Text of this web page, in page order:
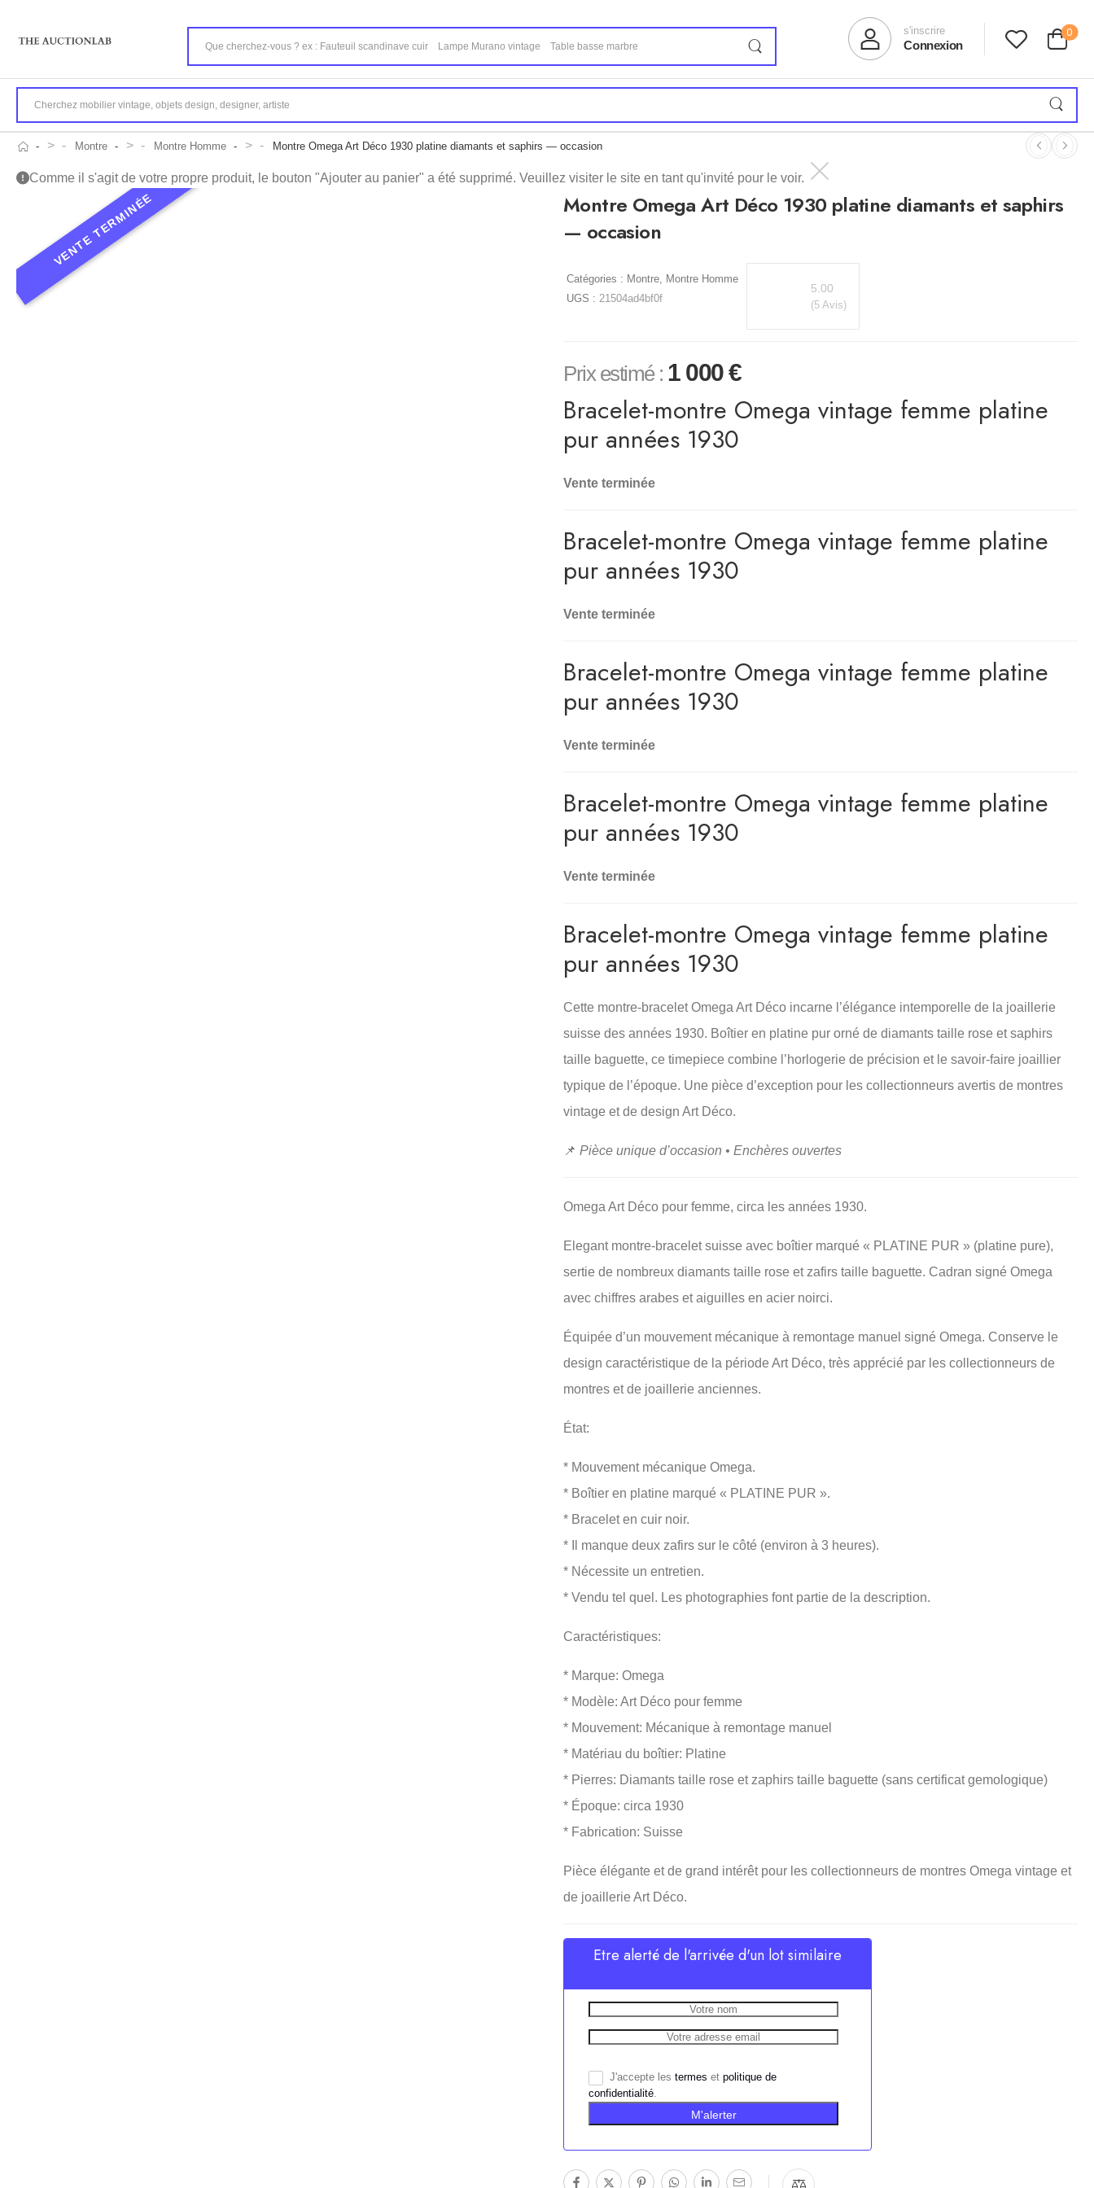
s'inscrire
Connexion
0
> Montre > Montre Homme > Montre Omega Art Déco 1930 platine diamants et saphirs — occasion
Comme il s'agit de votre propre produit, le bouton "Ajouter au panier" a été supprimé. Veuillez visiter le site en tant qu'invité pour le voir.
Montre Omega Art Déco 1930 platine diamants et saphirs
— occasion
Catégories : Montre, Montre Homme
UGS : 21504ad4bf0f
5.00
(5 Avis)
Prix estimé : 1 000€
Bracelet-montre Omega vintage femme platine
pur années 1930
Vente terminée
Bracelet-montre Omega vintage femme platine
pur années 1930
Vente terminée
Bracelet-montre Omega vintage femme platine
pur années 1930
Vente terminée
Bracelet-montre Omega vintage femme platine
pur années 1930
Vente terminée
Bracelet-montre Omega vintage femme platine
pur années 1930
Cette montre-bracelet Omega Art Déco incarne l’élégance intemporelle de la joaillerie
suisse des années 1930. Boîtier en platine pur orné de diamants taille rose et saphirs
taille baguette, ce timepiece combine l’horlogerie de précision et le savoir-faire joaillier
typique de l’époque. Une pièce d’exception pour les collectionneurs avertis de montres
vintage et de design Art Déco.
📌 Pièce unique d’occasion • Enchères ouvertes
Omega Art Déco pour femme, circa les années 1930.
Elegant montre-bracelet suisse avec boîtier marqué « PLATINE PUR » (platine pure),
sertie de nombreux diamants taille rose et zafirs taille baguette. Cadran signé Omega
avec chiffres arabes et aiguilles en acier noirci.
Équipée d’un mouvement mécanique à remontage manuel signé Omega. Conserve le
design caractéristique de la période Art Déco, très apprécié par les collectionneurs de
montres et de joaillerie anciennes.
État:
* Mouvement mécanique Omega.
* Boîtier en platine marqué « PLATINE PUR ».
* Bracelet en cuir noir.
* Il manque deux zafirs sur le côté (environ à 3 heures).
* Nécessite un entretien.
* Vendu tel quel. Les photographies font partie de la description.
Caractéristiques:
* Marque: Omega
* Modèle: Art Déco pour femme
* Mouvement: Mécanique à remontage manuel
* Matériau du boîtier: Platine
* Pierres: Diamants taille rose et zaphirs taille baguette (sans certificat gemologique)
* Époque: circa 1930
* Fabrication: Suisse
Pièce élégante et de grand intérêt pour les collectionneurs de montres Omega vintage et
de joaillerie Art Déco.
Etre alerté de l'arrivée d'un lot similaire
J'accepte les termes et politique de
confidentialité.
M'alerter